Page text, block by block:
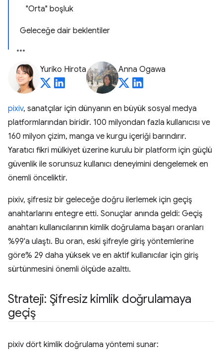
"Orta" boşluk
Geleceğe dair beklentiler
Yuriko Hirota Anna Ogawa
pixiv, sanatçılar için dünyanın en büyük sosyal medya
platformlarından biridir. 100 milyondan fazla kullanıcısı ve
160 milyon çizim, manga ve kurgu içeriği barındırır.
Yaratıcı fikri mülkiyet üzerine kurulu bir platform için güçlü
güvenlik ile sorunsuz kullanıcı deneyimini dengelemek en
önemli önceliktir.
pixiv, şifresiz bir geleceğe doğru ilerlemek için geçiş
anahtarlarını entegre etti. Sonuçlar anında geldi: Geçiş
anahtarı kullanıcılarının kimlik doğrulama başarı oranları
%99'a ulaştı. Bu oran, eski şifreyle giriş yöntemlerine
göre% 29 daha yüksek ve en aktif kullanıcılar için giriş
sürtünmesini önemli ölçüde azalttı.
Strateji: Şifresiz kimlik doğrulamaya
geçiş
pixiv dört kimlik doğrulama yöntemi sunar: